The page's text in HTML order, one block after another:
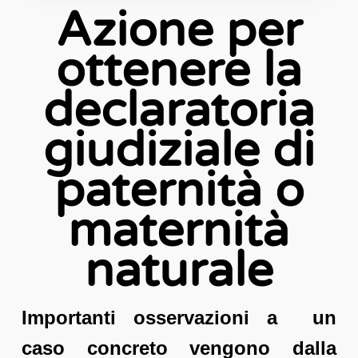
Azione per
ottenere la
declaratoria
giudiziale di
paternità o
maternità
naturale
Importanti osservazioni a un
caso concreto vengono dalla